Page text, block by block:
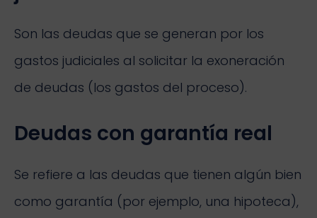
Son las deudas que se generan por los
gastos judiciales al solicitar la exoneración
de deudas (los gastos del proceso).
Deudas con garantía real
Se refiere a las deudas que tienen algún bien
como garantía (por ejemplo, una hipoteca),